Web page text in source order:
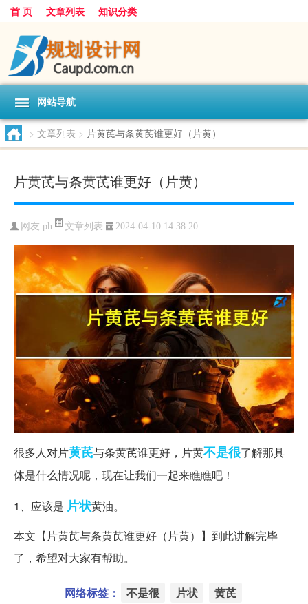
首 页 文章列表 知识分类
网站导航
> 文章列表 > 片黄芪与条黄芪谁更好（片黄）
片黄芪与条黄芪谁更好（片黄）
网友:ph 文章列表 2024-04-10 14:38:20
很多人对片黄芪与条黄芪谁更好，片黄不是很了解那具
体是什么情况呢，现在让我们一起来瞧瞧吧！
1、应该是 片状黄油。
本文【片黄芪与条黄芪谁更好（片黄）】到此讲解完毕
了，希望对大家有帮助。
网络标签： 不是很 片状 黄芪